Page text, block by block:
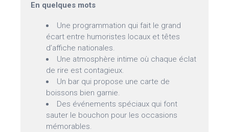
En quelques mots
Une programmation qui fait le grand
écart entre humoristes locaux et têtes
d’affiche nationales.
Une atmosphère intime où chaque éclat
de rire est contagieux.
Un bar qui propose une carte de
boissons bien garnie.
Des événements spéciaux qui font
sauter le bouchon pour les occasions
mémorables.